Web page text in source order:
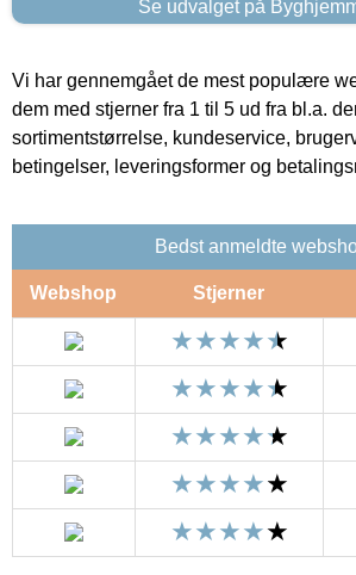
Se udvalget på
Vi har gennemgået de mest populære
dem med stjerner fra 1 til 5 ud fra bl.a.
sortimentstørrelse, kundeservice,
betingelser, leveringsformer og
Bedst anmeldte
Webshop Stjerner